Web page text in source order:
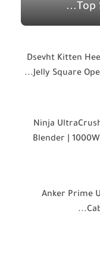
Dsevht Kitten
Jelly Square
Ninja
Blender |
Anker Prime